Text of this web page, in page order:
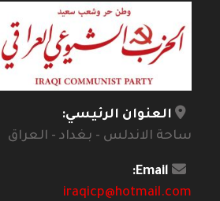
العنوان الرئيسي:
ساحة الاندلس - بغداد - العراق
Email:
iraqicp@hotmail.com